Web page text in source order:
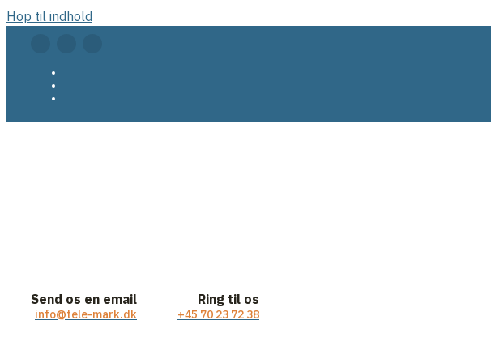
Hop til indhold
Send os en email
info@tele-mark.dk
Ring til os
+45 70 23 72 38